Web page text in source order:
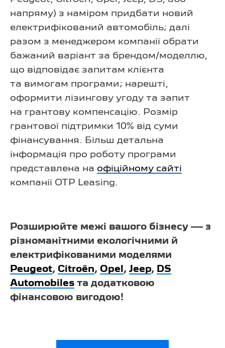
напряму) з наміром придбати новий
електрифікований автомобіль; далі
разом з менеджером компанії обрати
бажаний варіант за брендом/моделлю,
що відповідає запитам клієнта
та вимогам програми; нарешті,
оформити лізингову угоду та запит
на грантову компенсацію. Розмір
грантової підтримки 10% від суми
фінансування. Більш детальна
інформація про роботу програми
представлена на офіційному сайті
компанії OTP Leasing.
Розширюйте межі вашого бізнесу — з
різноманітними екологічними й
електрифікованими моделями
Peugeot, Citroën, Opel , Jeep, DS
Automobiles та додатковою
фінансовою вигодою!